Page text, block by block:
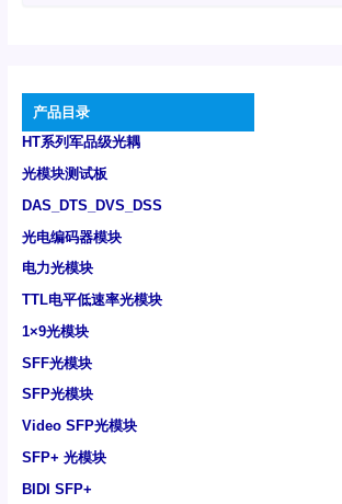
产品目录
HT系列军品级光耦
光模块测试板
DAS_DTS_DVS_DSS
光电编码器模块
电力光模块
TTL电平低速率光模块
1×9光模块
SFF光模块
SFP光模块
Video SFP光模块
SFP+ 光模块
BIDI SFP+